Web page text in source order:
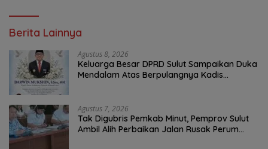
Berita Lainnya
Agustus 8, 2026
Keluarga Besar DPRD Sulut Sampaikan Duka
Mendalam Atas Berpulangnya Kadis
Agustus 7, 2026
Tak Digubris Pemkab Minut, Pemprov Sulut
Ambil Alih Perbaikan Jalan Rusak Perum